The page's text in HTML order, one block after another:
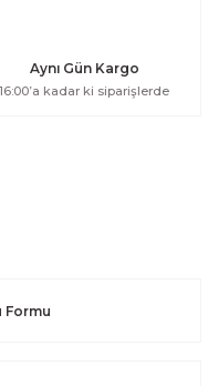
Aynı Gün Kargo
16:00’a kadar ki siparişlerde
Formu